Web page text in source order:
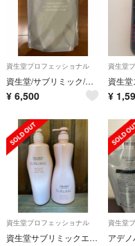
資生堂プロフェッショナル
資生堂/サブリミック/アデノバイタル/トリートメント1.8L
¥ 6,500
資生堂
¥
資生堂プロフェッショナル
資生堂サブリミックエアリーフローシャンプートリートメント
資生堂